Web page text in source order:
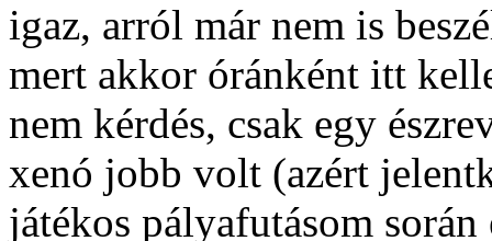
igaz, arról már nem is
mert akkor óránként itt
nem kérdés, csak egy
xenó jobb volt (azért
játékos pályafutásom